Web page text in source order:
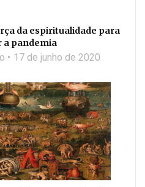
da espiritualidade para
a pandemia
17 de junho de 2020